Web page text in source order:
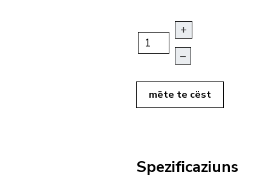
+
–
mëte te cëst
Spezificaziuns